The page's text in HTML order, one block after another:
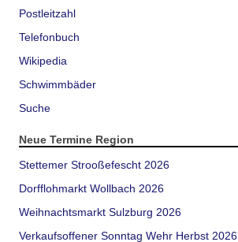
Postleitzahl
Telefonbuch
Wikipedia
Schwimmbäder
Suche
Neue Termine Region
Stettemer Strooßefescht 2026
Dorfflohmarkt Wollbach 2026
Weihnachtsmarkt Sulzburg 2026
Verkaufsoffener Sonntag Wehr Herbst 2026